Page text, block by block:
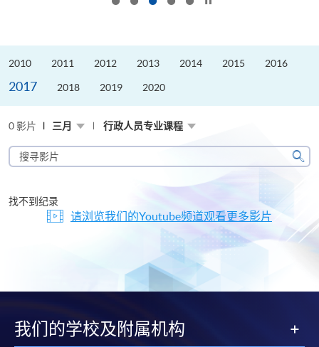
2010 2011 2012 2013 2014 2015 2016
2017 2018 2019 2020
0 影片 三月 行政人员专业课程
搜
寻
片
搜
找不到纪录
请浏览我们的Youtube频道观看更多影片
我们的学校及附属机构